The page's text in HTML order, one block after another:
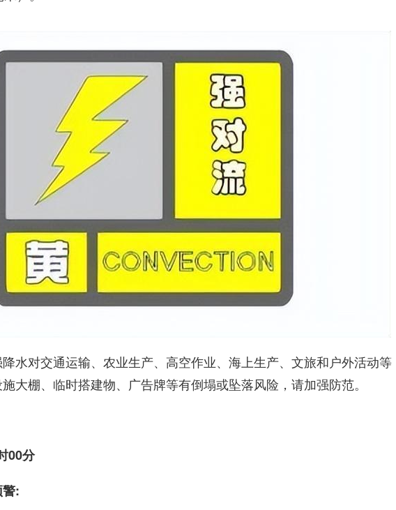
水对交通运输、农业生产、高空作业、海上生产、文旅和户外活动等
大棚、临时搭建物、广告牌等有倒塌或坠落风险，请加强防范。
00分
: